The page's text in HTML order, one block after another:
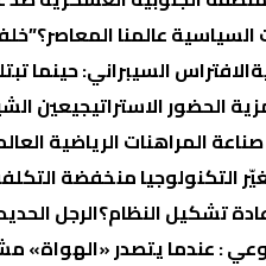
عالمنا المعاصر؟
الافتراس السيبراني: حينما
الحضور الاستراتيجيعين
المراهنات الرياضية
التكنولوجيا منخفضة
تشكيل النظام؟الرجل
: عندما يتصدر «الهواة»